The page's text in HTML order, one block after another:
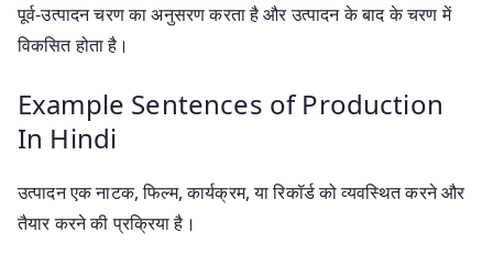
पूर्व-उत्पादन चरण का अनुसरण करता है और उत्पादन के बाद के चरण में
विकसित होता है।
Example Sentences of Production
In Hindi
उत्पादन एक नाटक, फिल्म, कार्यक्रम, या रिकॉर्ड को व्यवस्थित करने और
तैयार करने की प्रक्रिया है।